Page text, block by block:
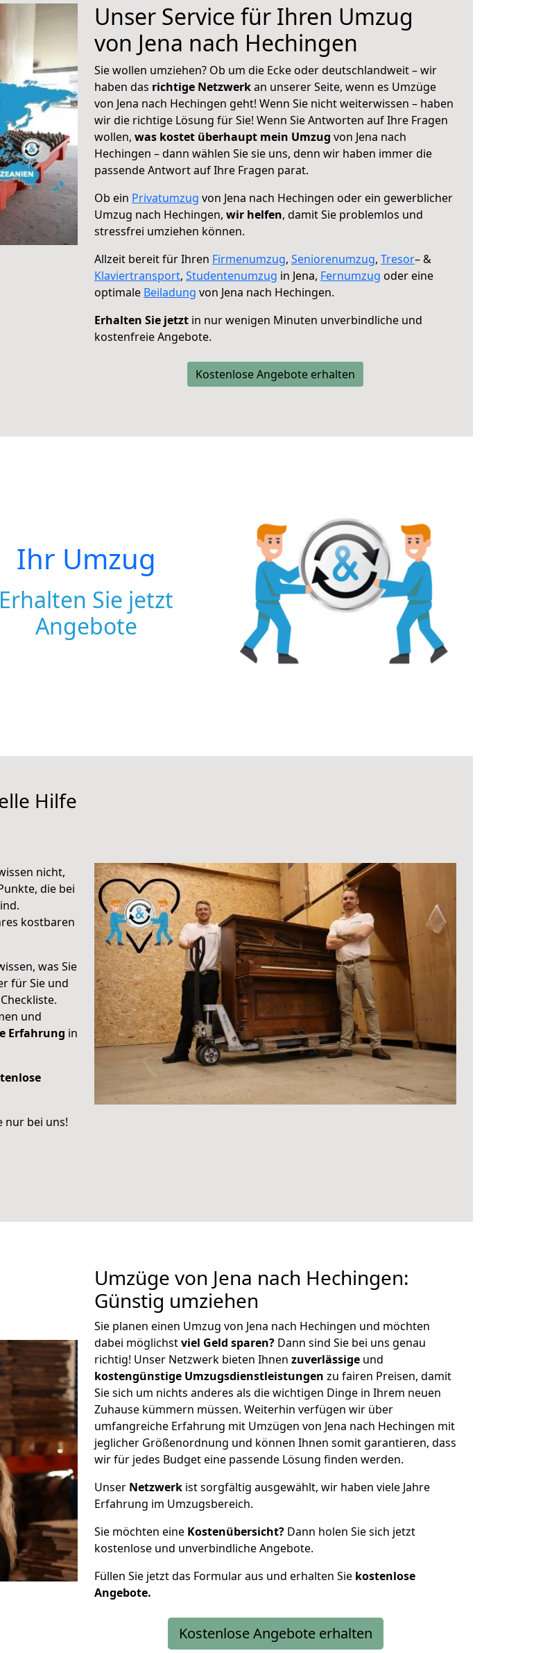
Unser Service für Ihren Umzug
von Jena nach Hechingen
Sie wollen umziehen? Ob um die Ecke oder deutschlandweit – wir
haben das richtige Netzwerkan unserer Seite, wenn es Umzüge
von Jena nach Hechingen geht! Wenn Sie nicht weiterwissen – haben
wir die richtige Lösung für Sie! Wenn Sie Antworten auf Ihre Fragen
wollen, was kostet überhaupt mein Umzug von Jena nach
Hechingen – dann wählen Sie sie uns, denn wir haben immer die
passende Antwort auf Ihre Fragen parat.
Ob ein Privatumzug von Jena nach Hechingen oder ein gewerblicher
Umzug nach Hechingen, wir helfen, damit Sie problemlos und
stressfrei umziehen können.
Allzeit bereit für Ihren Firmenumzug, Seniorenumzug, Tresor– &
Klaviertransport, Studentenumzug in Jena, Fernumzug oder eine
optimale Beiladung von Jena nach Hechingen.
Erhalten Sie jetzt in nur wenigen Minuten unverbindliche und
kostenfreie Angebote.
Kostenlose Angebote erhalten
Ihr Umzug
Erhalten Sie jetzt
Angebote
Hilfe
nicht,
die bei
kostbaren
was Sie
für Sie und
und
Erfahrung in
nur bei uns!
Umzüge von Jena nach Hechingen:
Günstig umziehen
Sie planen einen Umzug von Jena nach Hechingen und möchten
dabei möglichstviel Geld sparen? Dann sind Sie bei uns genau
richtig! Unser Netzwerk bieten Ihnen zuverlässige und
kostengünstige Umzugsdienstleistungen zu fairen Preisen, damit
Sie sich um nichts anderes als die wichtigen Dinge in Ihrem neuen
Zuhause kümmern müssen. Weiterhin verfügen wir über
umfangreiche Erfahrung mit Umzügen von Jena nach Hechingen mit
jeglicher Größenordnung und können Ihnen somit garantieren, dass
wir für jedes Budget eine passende Lösung finden werden.
Unser Netzwerk ist sorgfältig ausgewählt, wir haben viele Jahre
Erfahrung im Umzugsbereich.
Sie möchten eine Kostenübersicht? Dann holen Sie sich jetzt
kostenlose und unverbindliche Angebote.
Füllen Sie jetzt das Formular aus und erhalten Sie kostenlose
Angebote.
Kostenlose Angebote erhalten